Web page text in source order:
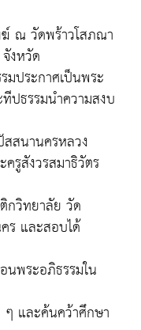
ณ วัดพร้าวโสภณา
งหวัด
มประกาศเป็นพระ
ปธรรมนำความสงบ
สนานครหลวง
รูสังวรสมาธิวัตร
กวิทยาลัย วัด
ร และสอบได้
นพระอภิธรรมใน
ๆ และค้นคว้าศึกษา